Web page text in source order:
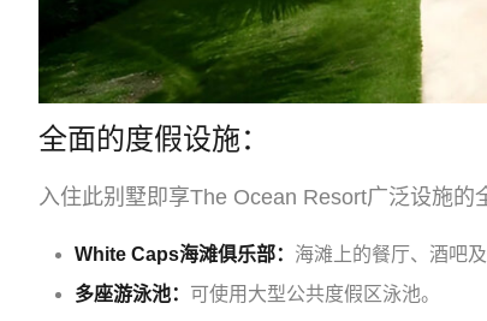
全面的度假设施：
入住此别墅即享The Ocean Resort广泛设施的
White Caps海滩俱乐部： 海滩上的餐厅、酒吧及
多座游泳池： 可使用大型公共度假区泳池。